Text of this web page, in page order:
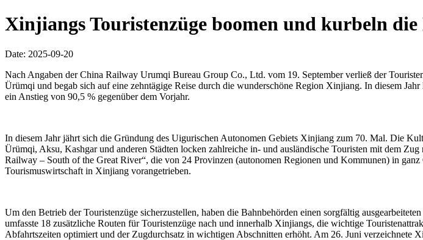
Xinjiangs Touristenzüge boomen und kurbeln
Date: 2025-09-20
Nach Angaben der China Railway Urumqi Bureau Group Co., Ltd. vom 19. September verließ der
Ürümqi und begab sich auf eine zehntägige Reise durch die wunderschöne Region Xinjiang. In diesem
ein Anstieg von 90,5 % gegenüber dem Vorjahr.
In diesem Jahr jährt sich die Gründung des Uigurischen Autonomen Gebiets Xinjiang zum 70. Mal. Die
Ürümqi, Aksu, Kashgar und anderen Städten locken zahlreiche in- und ausländische Touristen mit dem
Railway – South of the Great River“, die von 24 Provinzen (autonomen Regionen und Kommunen) in
Tourismuswirtschaft in Xinjiang vorangetrieben.
Um den Betrieb der Touristenzüge sicherzustellen, haben die Bahnbehörden einen sorgfältig
umfasste 18 zusätzliche Routen für Touristenzüge nach und innerhalb Xinjiangs, die wichtige
Abfahrtszeiten optimiert und der Zugdurchsatz in wichtigen Abschnitten erhöht. Am 26. Juni verzeichnete